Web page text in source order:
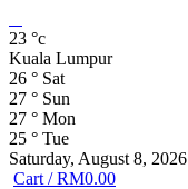
23 °c
Kuala Lumpur
26 ° Sat
27 ° Sun
27 ° Mon
25 ° Tue
Saturday, August 8, 2026
Cart /RM0.00